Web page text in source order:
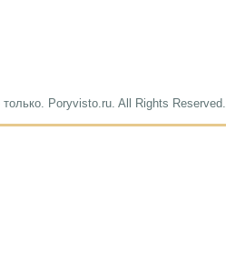
Poryvisto.ru. All Rights Reserved.